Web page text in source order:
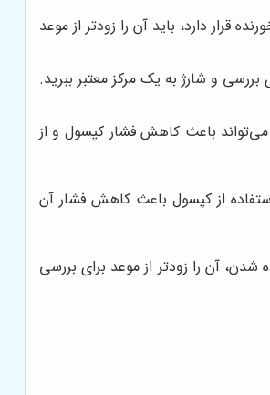
قرار دارد، باید آن را زودتر از موعد
و شارژ به یک مرکز معتبر ببرید.
می‌تواند باعث کاهش فشار کپسول و از
از کپسول باعث کاهش فشار آن
آن را زودتر از موعد برای بررسی